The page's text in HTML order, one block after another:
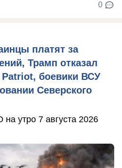
0
платят за
Трамп отказал
Patriot, боевики ВСУ
Северского
утро 7 августа 2026